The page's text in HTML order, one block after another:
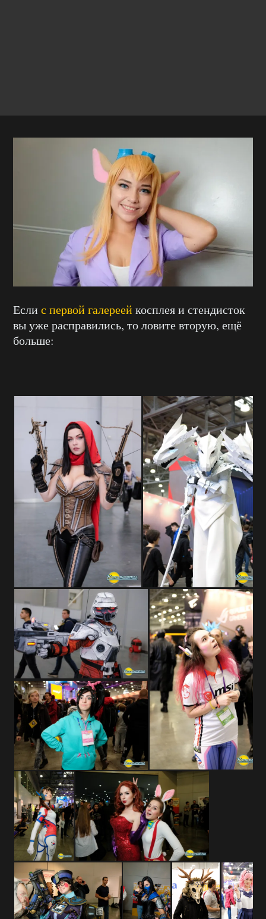
Если с первой галереейкосплея и стендисток
вы уже расправились, то ловите вторую, ещё
больше: